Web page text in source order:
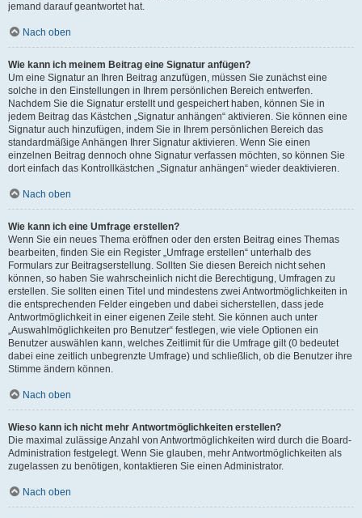
jemand darauf geantwortet hat.
Nach oben
Wie kann ich meinem Beitrag eine Signatur anfügen?
Um eine Signatur an Ihren Beitrag anzufügen, müssen Sie zunächst eine
solche in den Einstellungen in Ihrem persönlichen Bereich entwerfen.
Nachdem Sie die Signatur erstellt und gespeichert haben, können Sie in
jedem Beitrag das Kästchen „Signatur anhängen“ aktivieren. Sie können eine
Signatur auch hinzufügen, indem Sie in Ihrem persönlichen Bereich das
standardmäßige Anhängen Ihrer Signatur aktivieren. Wenn Sie einen
einzelnen Beitrag dennoch ohne Signatur verfassen möchten, so können Sie
dort einfach das Kontrollkästchen „Signatur anhängen“ wieder deaktivieren.
Nach oben
Wie kann ich eine Umfrage erstellen?
Wenn Sie ein neues Thema eröffnen oder den ersten Beitrag eines Themas
bearbeiten, finden Sie ein Register „Umfrage erstellen“ unterhalb des
Formulars zur Beitragserstellung. Sollten Sie diesen Bereich nicht sehen
können, so haben Sie wahrscheinlich nicht die Berechtigung, Umfragen zu
erstellen. Sie sollten einen Titel und mindestens zwei Antwortmöglichkeiten in
die entsprechenden Felder eingeben und dabei sicherstellen, dass jede
Antwortmöglichkeit in einer eigenen Zeile steht. Sie können auch unter
„Auswahlmöglichkeiten pro Benutzer“ festlegen, wie viele Optionen ein
Benutzer auswählen kann, welches Zeitlimit für die Umfrage gilt (0 bedeutet
dabei eine zeitlich unbegrenzte Umfrage) und schließlich, ob die Benutzer ihre
Stimme ändern können.
Nach oben
Wieso kann ich nicht mehr Antwortmöglichkeiten erstellen?
Die maximal zulässige Anzahl von Antwortmöglichkeiten wird durch die Board-
Administration festgelegt. Wenn Sie glauben, mehr Antwortmöglichkeiten als
zugelassen zu benötigen, kontaktieren Sie einen Administrator.
Nach oben